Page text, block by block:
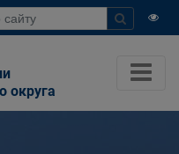
округа